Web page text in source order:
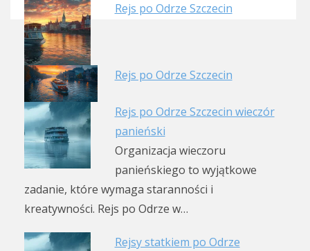
Rejs po Odrze Szczecin
Rejs po Odrze Szczecin
Rejs po Odrze Szczecin wieczór
panieński
Organizacja wieczoru
panieńskiego to wyjątkowe
zadanie, które wymaga staranności i
kreatywności. Rejs po Odrze w…
Rejsy statkiem po Odrze